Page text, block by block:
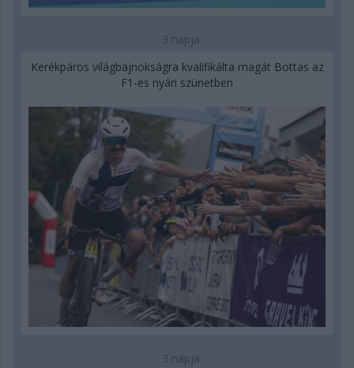
3 napja
Kerékpáros világbajnokságra kvalifikálta magát Bottas az
F1-es nyári szünetben
3 napja